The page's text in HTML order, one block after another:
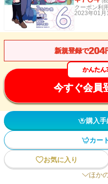
クーポン利
2023年01月
新規登録で204
かんたん
今すぐ会員
購入
カー
お気に入り
ほか